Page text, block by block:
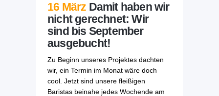
16 März Damit haben wir
nicht gerechnet: Wir
sind bis September
ausgebucht!
Zu Beginn unseres Projektes dachten
wir, ein Termin im Monat wäre doch
cool. Jetzt sind unsere fleißigen
Baristas beinahe jedes Wochende am